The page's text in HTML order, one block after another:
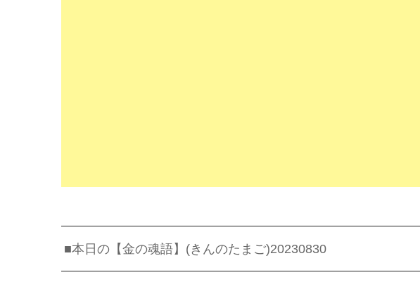
■本日の【金の魂語】(きんのたまご)20230830